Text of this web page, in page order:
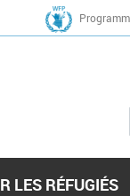
LES RÉFUGIÉS